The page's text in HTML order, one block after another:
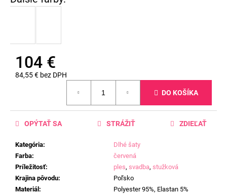
104 €
84,55 € bez DPH
DO KOŠÍKA
Kategória:
Dlhé šaty
Farba:
červená
Príležitosť: ples, svadba, stužková
Krajina pôvodu:
Poľsko
Materiál :
Polyester 95%, Elastan 5%
OPÝTAŤ SA STRÁŽIŤ ZDIEĽAŤ